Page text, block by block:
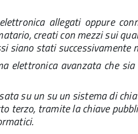
allegati oppure
creati con mezzi sui
siano stati successivamente
elettronica avanzata che
su un su un sistema di
terzo, tramite la chiave